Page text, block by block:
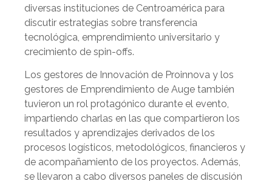
diversas instituciones de Centroamérica para
discutir estrategias sobre transferencia
tecnológica, emprendimiento universitario y
crecimiento de spin-offs.
Los gestores de Innovación de Proinnova y los
gestores de Emprendimiento de Auge también
tuvieron un rol protagónico durante el evento,
impartiendo charlas en las que compartieron los
resultados y aprendizajes derivados de los
procesos logísticos, metodológicos, financieros y
de acompañamiento de los proyectos. Además,
se llevaron a cabo diversos paneles de discusión